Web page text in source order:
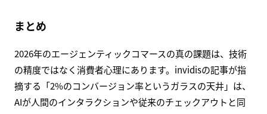
まとめ
2026年のエージェンティックコマースの真の課題は、技術
の精度ではなく消費者心理にあります。invidisの記事が指
摘する「2%のコンバージョン率というガラスの天井」は、
AIが人間のインタラクションや従来のチェックアウトと同